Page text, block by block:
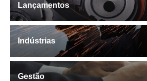
Lançamentos
Indústrias
Gestão